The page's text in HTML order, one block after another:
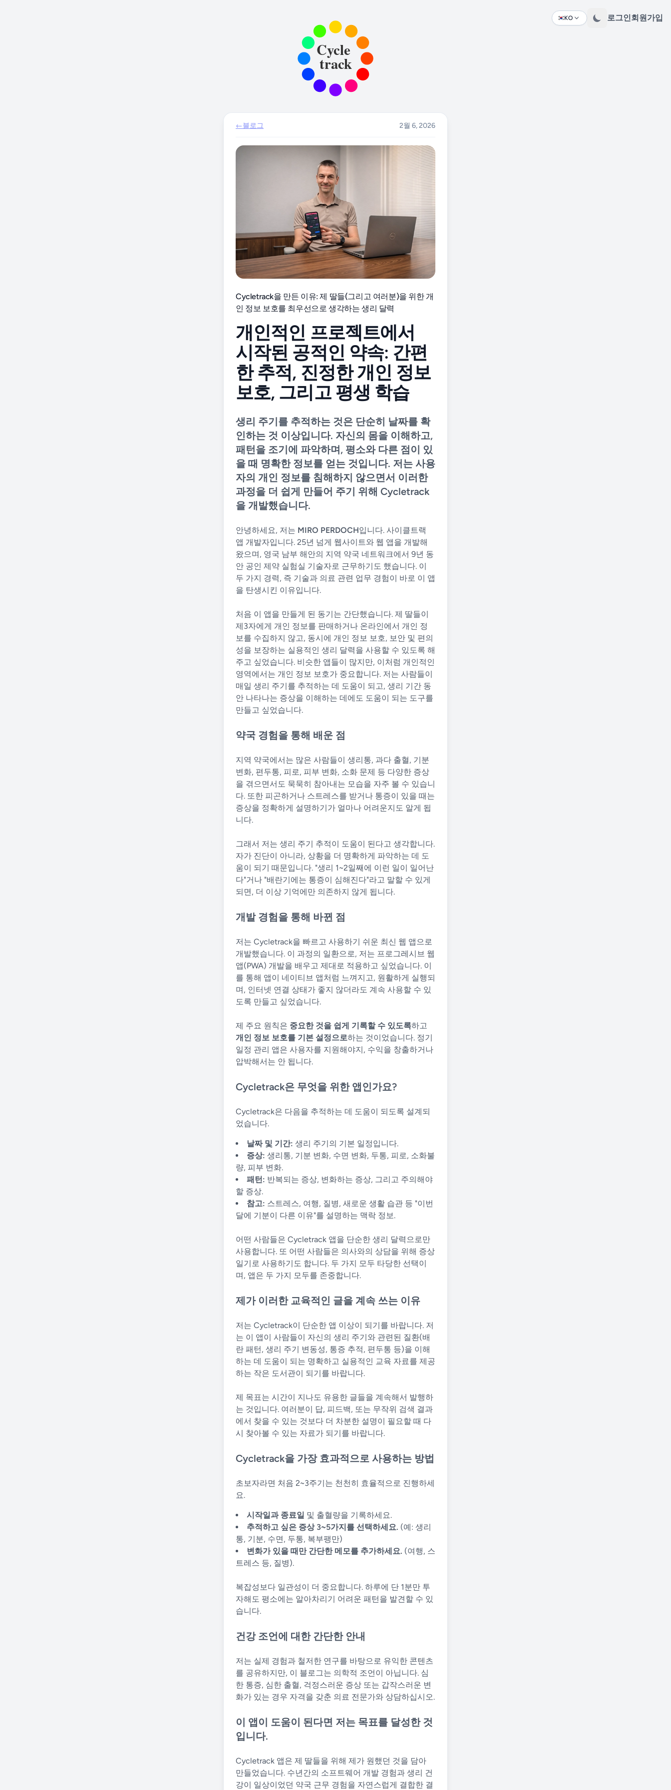
KO
Change language 로그인회원가입
←블로그 2월 6, 2026
Cycletrack을 만든 이유: 제 딸들(그리고 여러분)을 위한 개
인 정보 보호를 최우선으로 생각하는 생리 달력
개인적인 프로젝트에서
시작된 공적인 약속: 간편
한 추적, 진정한 개인 정보
보호, 그리고 평생 학습
생리 주기를 추적하는 것은 단순히 날짜를 확
인하는 것 이상입니다. 자신의 몸을 이해하고,
패턴을 조기에 파악하며, 평소와 다른 점이 있
을 때 명확한 정보를 얻는 것입니다. 저는 사용
자의 개인 정보를 침해하지 않으면서 이러한
과정을 더 쉽게 만들어 주기 위해 Cycletrack
을 개발했습니다.
안녕하세요, 저는 MIRO PERDOCH입니다. 사이클트랙
앱 개발자입니다. 25년 넘게 웹사이트와 웹 앱을 개발해
왔으며, 영국 남부 해안의 지역 약국 네트워크에서 9년 동
안 공인 제약 실험실 기술자로 근무하기도 했습니다. 이
두 가지 경력, 즉 기술과 의료 관련 업무 경험이 바로 이 앱
을 탄생시킨 이유입니다.
처음 이 앱을 만들게 된 동기는 간단했습니다. 제 딸들이
제3자에게 개인 정보를 판매하거나 온라인에서 개인 정
보를 수집하지 않고, 동시에 개인 정보 보호, 보안 및 편의
성을 보장하는 실용적인 생리 달력을 사용할 수 있도록 해
주고 싶었습니다. 비슷한 앱들이 많지만, 이처럼 개인적인
영역에서는 개인 정보 보호가 중요합니다. 저는 사람들이
매일 생리 주기를 추적하는 데 도움이 되고, 생리 기간 동
안 나타나는 증상을 이해하는 데에도 도움이 되는 도구를
만들고 싶었습니다.
약국 경험을 통해 배운 점
지역 약국에서는 많은 사람들이 생리통, 과다 출혈, 기분
변화, 편두통, 피로, 피부 변화, 소화 문제 등 다양한 증상
을 겪으면서도 묵묵히 참아내는 모습을 자주 볼 수 있습니
다. 또한 피곤하거나 스트레스를 받거나 통증이 있을 때는
증상을 정확하게 설명하기가 얼마나 어려운지도 알게 됩
니다.
그래서 저는 생리 주기 추적이 도움이 된다고 생각합니다.
자가 진단이 아니라, 상황을 더 명확하게 파악하는 데 도
움이 되기 때문입니다. "생리 1~2일째에 이런 일이 일어난
다"거나 "배란기에는 통증이 심해진다"라고 말할 수 있게
되면, 더 이상 기억에만 의존하지 않게 됩니다.
개발 경험을 통해 바뀐 점
저는 Cycletrack을 빠르고 사용하기 쉬운 최신 웹 앱으로
개발했습니다. 이 과정의 일환으로, 저는 프로그레시브 웹
앱(PWA) 개발을 배우고 제대로 적용하고 싶었습니다. 이
를 통해 앱이 네이티브 앱처럼 느껴지고, 원활하게 실행되
며, 인터넷 연결 상태가 좋지 않더라도 계속 사용할 수 있
도록 만들고 싶었습니다.
제 주요 원칙은 중요한 것을 쉽게 기록할 수 있도록하고
개인 정보 보호를 기본 설정으로하는 것이었습니다. 정기
일정 관리 앱은 사용자를 지원해야지, 수익을 창출하거나
압박해서는 안 됩니다.
Cycletrack은 무엇을 위한 앱인가요?
Cycletrack은 다음을 추적하는 데 도움이 되도록 설계되
었습니다.
날짜 및 기간: 생리 주기의 기본 일정입니다.
증상: 생리통, 기분 변화, 수면 변화, 두통, 피로, 소화불
량, 피부 변화.
패턴: 반복되는 증상, 변화하는 증상, 그리고 주의해야
할 증상.
참고: 스트레스, 여행, 질병, 새로운 생활 습관 등 "이번
달에 기분이 다른 이유"를 설명하는 맥락 정보.
어떤 사람들은 Cycletrack 앱을 단순한 생리 달력으로만
사용합니다. 또 어떤 사람들은 의사와의 상담을 위해 증상
일기로 사용하기도 합니다. 두 가지 모두 타당한 선택이
며, 앱은 두 가지 모두를 존중합니다.
제가 이러한 교육적인 글을 계속 쓰는 이유
저는 Cycletrack이 단순한 앱 이상이 되기를 바랍니다. 저
는 이 앱이 사람들이 자신의 생리 주기와 관련된 질환(배
란 패턴, 생리 주기 변동성, 통증 추적, 편두통 등)을 이해
하는 데 도움이 되는 명확하고 실용적인 교육 자료를 제공
하는 작은 도서관이 되기를 바랍니다.
제 목표는 시간이 지나도 유용한 글들을 계속해서 발행하
는 것입니다. 여러분이 답, 피드백, 또는 무작위 검색 결과
에서 찾을 수 있는 것보다 더 차분한 설명이 필요할 때 다
시 찾아볼 수 있는 자료가 되기를 바랍니다.
Cycletrack을 가장 효과적으로 사용하는 방법
초보자라면 처음 2~3주기는 천천히 효율적으로 진행하세
요.
시작일과 종료일 및 출혈량을 기록하세요.
추적하고 싶은 증상 3~5가지를 선택하세요. (예: 생리
통, 기분, 수면, 두통, 복부팽만)
변화가 있을 때만 간단한 메모를 추가하세요. (여행, 스
트레스 등, 질병).
복잡성보다 일관성이 더 중요합니다. 하루에 단 1분만 투
자해도 평소에는 알아차리기 어려운 패턴을 발견할 수 있
습니다.
건강 조언에 대한 간단한 안내
저는 실제 경험과 철저한 연구를 바탕으로 유익한 콘텐츠
를 공유하지만, 이 블로그는 의학적 조언이 아닙니다. 심
한 통증, 심한 출혈, 걱정스러운 증상 또는 갑작스러운 변
화가 있는 경우 자격을 갖춘 의료 전문가와 상담하십시오.
이 앱이 도움이 된다면 저는 목표를 달성한 것
입니다.
Cycletrack 앱은 제 딸들을 위해 제가 원했던 것을 담아
만들었습니다. 수년간의 소프트웨어 개발 경험과 생리 건
강이 일상이었던 약국 근무 경험을 자연스럽게 결합한 결